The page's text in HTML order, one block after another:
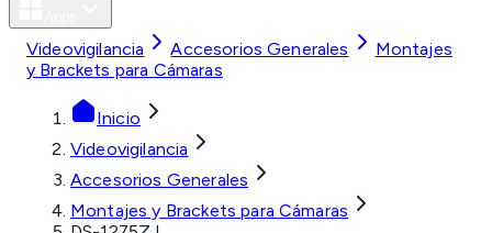
Videovigilancia Accesorios Generales
Montajes
y Brackets para Cámaras
Inicio
Videovigilancia
Accesorios Generales
Montajes y Brackets para Cámaras